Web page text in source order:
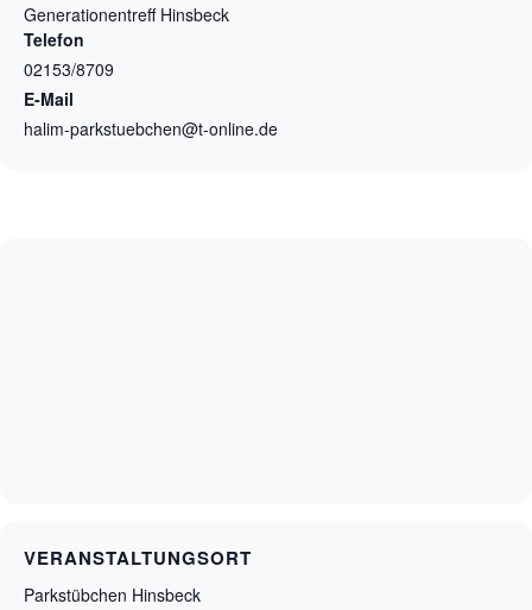
Generationentreff Hinsbeck
Telefon
02153/8709
E-Mail
halim-parkstuebchen@t-online.de
VERANSTALTUNGSORT
Parkstübchen Hinsbeck